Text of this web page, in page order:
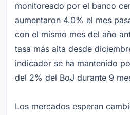
monitoreado por el banco
aumentaron 4.0% el mes
con el mismo mes del año
tasa más alta desde
indicador se ha mantenido
del 2% del BoJ durante 9
Los mercados esperan